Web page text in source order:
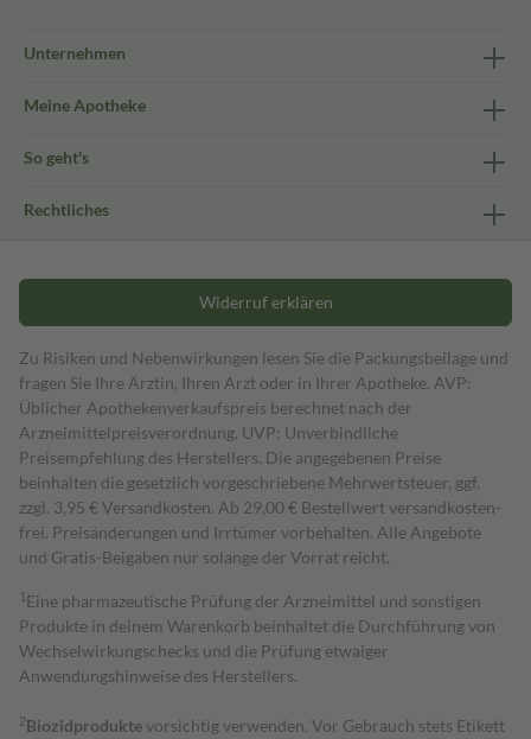
Unternehmen
Meine Apotheke
So geht's
Rechtliches
Widerruf erklären
Zu Risiken und Nebenwirkungen lesen Sie die Packungsbeilage und
fragen Sie Ihre Ärztin, Ihren Arzt oder in Ihrer Apotheke. AVP:
Üblicher Apothekenverkaufspreis berechnet nach der
Arzneimittelpreisverordnung. UVP: Unverbindliche
Preisempfehlung des Herstellers. Die angegebenen Preise
beinhalten die gesetzlich vorgeschriebene Mehrwertsteuer, ggf.
zzgl. 3,95 € Versandkosten. Ab 29,00 € Bestell­wert versand­kosten­
frei. Preisänderungen und Irrtümer vorbehalten. Alle Angebote
und Gratis-Beigaben nur solange der Vorrat reicht.
1 Eine pharmazeutische Prüfung der Arzneimittel und sonstigen
Produkte in deinem Warenkorb beinhaltet die Durchführung von
Wechselwirkungschecks und die Prüfung etwaiger
Anwendungshinweise des Herstellers.
2Biozidproduktevorsichtig verwenden. Vor Gebrauch stets Etikett